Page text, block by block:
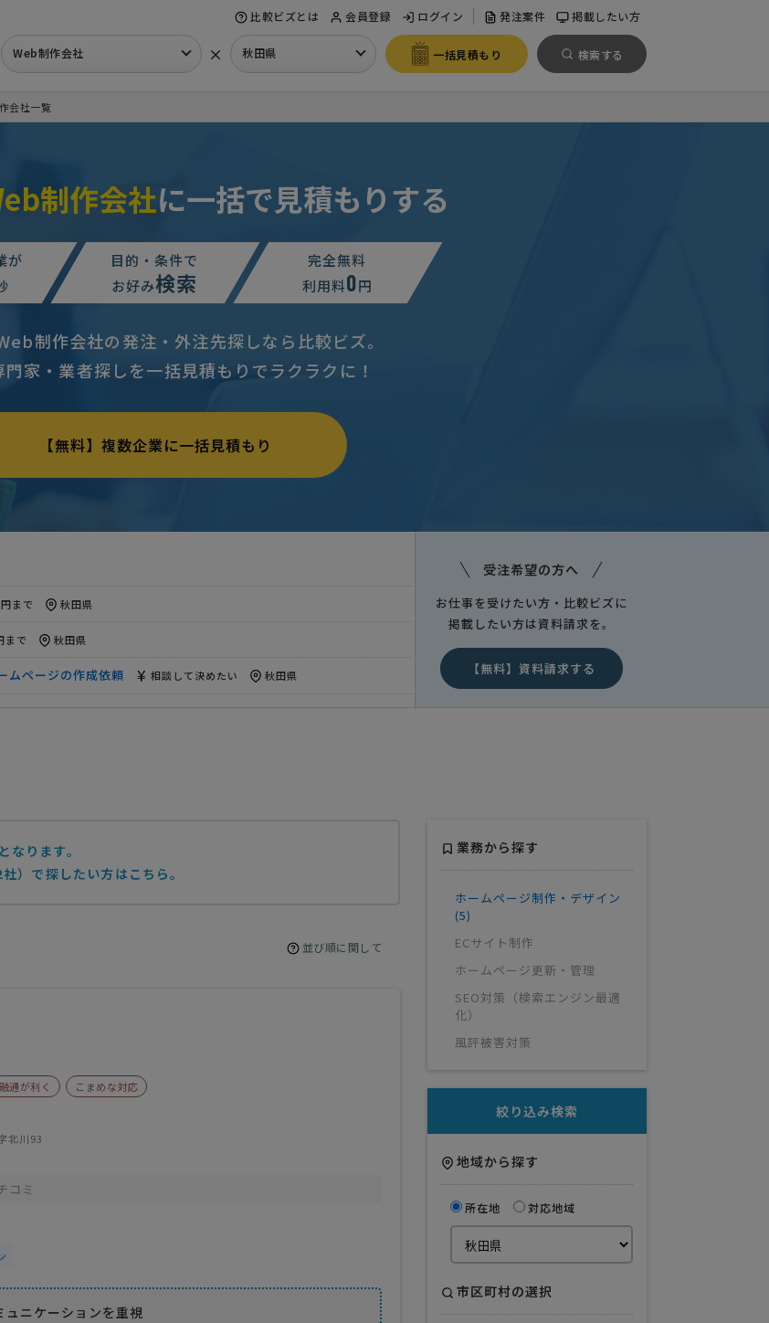
比較ビズとは 会員登録 ログイン 発注案件 掲載したい方
Web制作会社 × 秋田県 一括見積もり 検索する
会社一覧
制作会社に一括で見積もりする
が
目的・条件で
お好み検索
完全無料
利用料0円
制作会社の発注・外注先探しなら比較ビズ。
門家・業者探しを一括見積もりでラクラクに！
【無料】複数企業に一括見積もり
限なし 秋田県
まで 秋田県
で 秋田県
頼 相談して決めたい 秋田県
談・問合せ 15万円まで 秋田県
限なし
まで 秋田県
まで 秋田県
ムページの作成依頼 相談して決めたい 秋田県
頼 相談して決めたい 秋田県
受注希望の方へ
お仕事を受けたい方・比較ビズに
掲載したい方は資料請求を。
【無料】資料請求する
ります。
）で探したい方はこちら。
並び順に関して
融通が利く こまめな対応
北川93
コミ
ニケーションを重視
業務から探す
ホームページ制作・デザイン
(5)
ECサイト制作
ホームページ更新・管理
SEO対策（検索エンジン最適
化）
風評被害対策
絞り込み検索
地域から探す
所在地 対応地域
市区町村の選択